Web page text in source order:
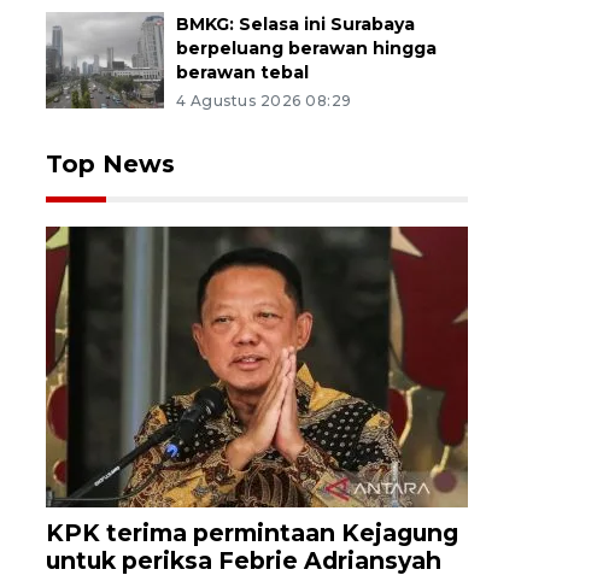
BMKG: Selasa ini Surabaya
berpeluang berawan hingga
berawan tebal
4 Agustus 2026 08:29
Top News
KPK terima permintaan Kejagung
untuk periksa Febrie Adriansyah